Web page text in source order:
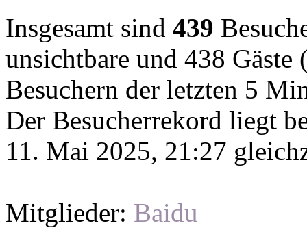
Insgesamt sind 439
unsichtbare und 438 Gäste
Besuchern der letzten 5
Der Besucherrekord liegt
11. Mai 2025, 21:27
Mitglieder: Baidu